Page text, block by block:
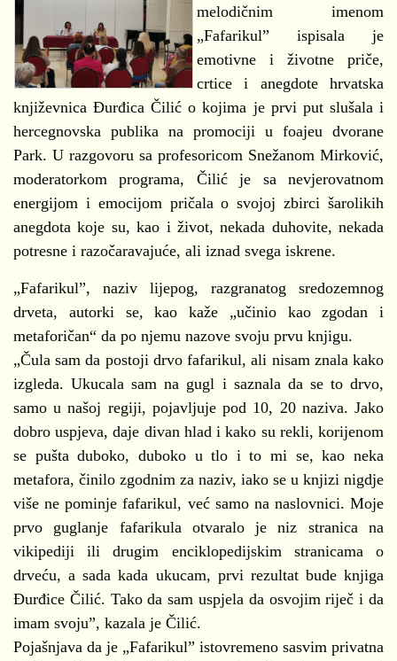
melodičnim imenom
„Fafarikul” ispisala je
emotivne i životne priče,
crtice i anegdote hrvatska
književnica Đurđica Čilić o kojima je prvi put slušala i
hercegnovska publika na promociji u foajeu dvorane
Park. U razgovoru sa profesoricom Snežanom Mirković,
moderatorkom programa, Čilić je sa nevjerovatnom
energijom i emocijom pričala o svojoj zbirci šarolikih
anegdota koje su, kao i život, nekada duhovite, nekada
potresne i razočaravajuće, ali iznad svega iskrene.
„Fafarikul”, naziv lijepog, razgranatog sredozemnog
drveta, autorki se, kao kaže „učinio kao zgodan i
metaforičan“ da po njemu nazove svoju prvu knjigu.
„Čula sam da postoji drvo fafarikul, ali nisam znala kako
izgleda. Ukucala sam na gugl i saznala da se to drvo,
samo u našoj regiji, pojavljuje pod 10, 20 naziva. Jako
dobro uspjeva, daje divan hlad i kako su rekli, korijenom
se pušta duboko, duboko u tlo i to mi se, kao neka
metafora, činilo zgodnim za naziv, iako se u knjizi nigdje
više ne pominje fafarikul, već samo na naslovnici. Moje
prvo guglanje fafarikula otvaralo je niz stranica na
vikipediji ili drugim enciklopedijskim stranicama o
drveću, a sada kada ukucam, prvi rezultat bude knjiga
Đurđice Čilić. Tako da sam uspjela da osvojim riječ i da
imam svoju”, kazala je Čilić.
Pojašnjava da je „Fafarikul” istovremeno sasvim privatna